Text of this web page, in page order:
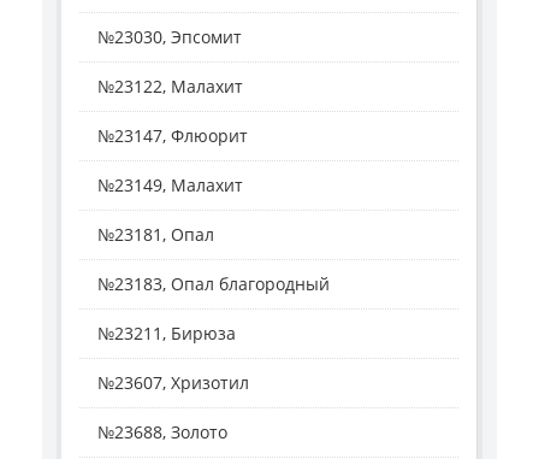
№23030, Эпсомит
№23122, Малахит
№23147, Флюорит
№23149, Малахит
№23181, Опал
№23183, Опал благородный
№23211, Бирюза
№23607, Хризотил
№23688, Золото